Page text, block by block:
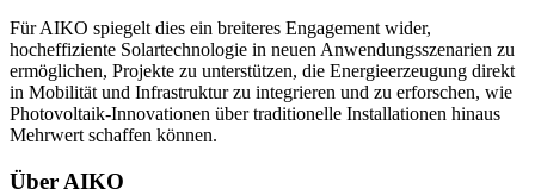
Für AIKO spiegelt dies ein breiteres Engagement wider,
hocheffiziente Solartechnologie in neuen Anwendungsszenarien zu
ermöglichen, Projekte zu unterstützen, die Energieerzeugung direkt
in Mobilität und Infrastruktur zu integrieren und zu erforschen, wie
Photovoltaik-Innovationen über traditionelle Installationen hinaus
Mehrwert schaffen können.
Über AIKO